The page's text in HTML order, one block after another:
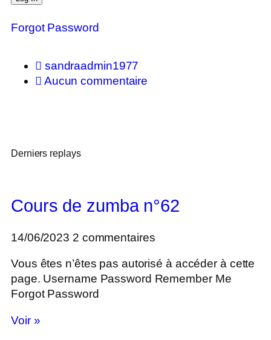
Forgot Password
sandraadmin1977
Aucun commentaire
Derniers replays
Cours de zumba n°62
14/06/2023 2 commentaires
Vous êtes n’êtes pas autorisé à accéder à cette
page. Username Password Remember Me
Forgot Password
Voir »